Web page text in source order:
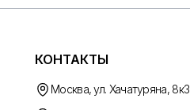
КОНТАКТЫ
Москва, ул. Хачатуряна, 8к3